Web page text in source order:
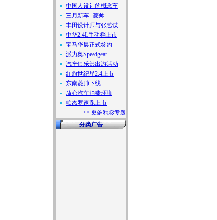
中国人设计的概念车
三月新车--菱帅
丰田设计师与张艺谋
中华2.4L手动档上市
宝马华晨正式签约
派力奥Speedgear
汽车俱乐部出游活动
红旗世纪星2.4上市
东南菱帅下线
放心汽车消费环境
帕杰罗速跑上市
>> 更多精彩专题
分类广告